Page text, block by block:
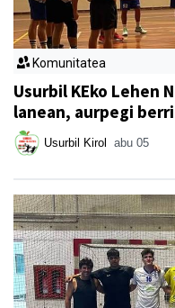
Komunitatea
Usurbil KEko Lehen
lanean, aurpegi
Usurbil Kirol abu 05